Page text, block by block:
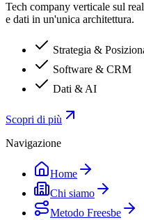
Tech company verticale sul
e dati in un'unica architettura.
Strategia &
Software & CRM
Dati & AI
Scopri di più
Navigazione
Home
Chi siamo
Metodo Freesbe